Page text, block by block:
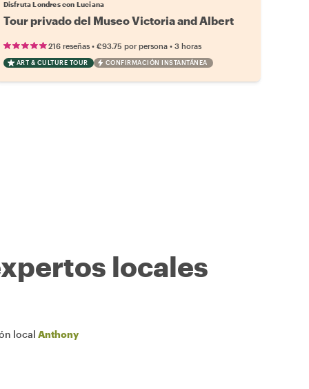
Disfruta Londres con Luciana
Tour privado del Museo Victoria and Albert
216 reseñas• €93.75 por persona• 3 horas
ART & CULTURE TOUR CONFIRMACIÓN INSTANTÁNEA
locales
local Anthony